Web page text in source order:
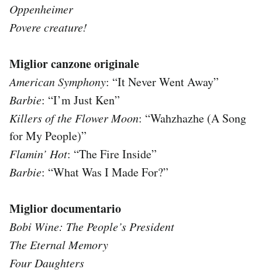
Oppenheimer
Povere creature!
Miglior canzone originale
American Symphony: “It Never Went Away”
Barbie: “I’m Just Ken”
Killers of the Flower Moon: “Wahzhazhe (A Song
for My People)”
Flamin’ Hot: “The Fire Inside”
Barbie: “What Was I Made For?”
Miglior documentario
Bobi Wine: The People’s President
The Eternal Memory
Four Daughters